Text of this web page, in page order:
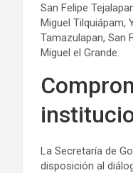
San Felipe
Miguel Tilquiápam,
Tamazulapan, San
Miguel el Grande.
La Secretaría de
disposición al